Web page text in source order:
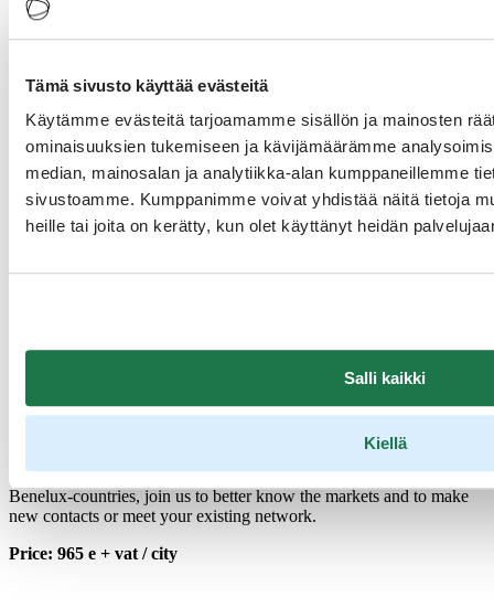
Tämä sivusto käyttää evästeitä
Käytämme evästeitä tarjoamamme sisällön ja mainosten
ominaisuuksien tukemiseen ja kävijämäärämme
median, mainosalan ja analytiikka-alan kumppaneillemme
sivustoamme. Kumppanimme voivat yhdistää näitä tietoja
heille tai joita on kerätty, kun olet käyttänyt heidän
Salli kaikki
Kiellä
Welcome to join the 3 Countries Workshop in Antwerp and Utrecht
The event invites the most important Belgian and Dutch tour
operators and travel agencies for one-day events for networking.
The demand for Nordic countries has been steadily in the rise in the
Benelux-countries, join us to better know the markets and to make
new contacts or meet your existing network.
Price: 965 e + vat / city